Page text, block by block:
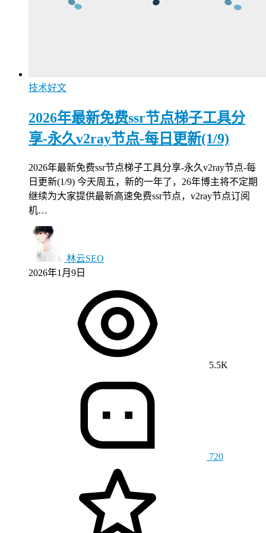
技术好文
2026年最新免费ssr节点梯子工具分
享-永久v2ray节点-每日更新(1/9)
2026年最新免费ssr节点梯子工具分享-永久v2ray节点-每
日更新(1/9) 今天周五，新的一年了，26年博主将不定期
继续为大家提供最新高速免费ssr节点，v2ray节点订阅
机…
林云SEO
2026年1月9日
5.5K
720